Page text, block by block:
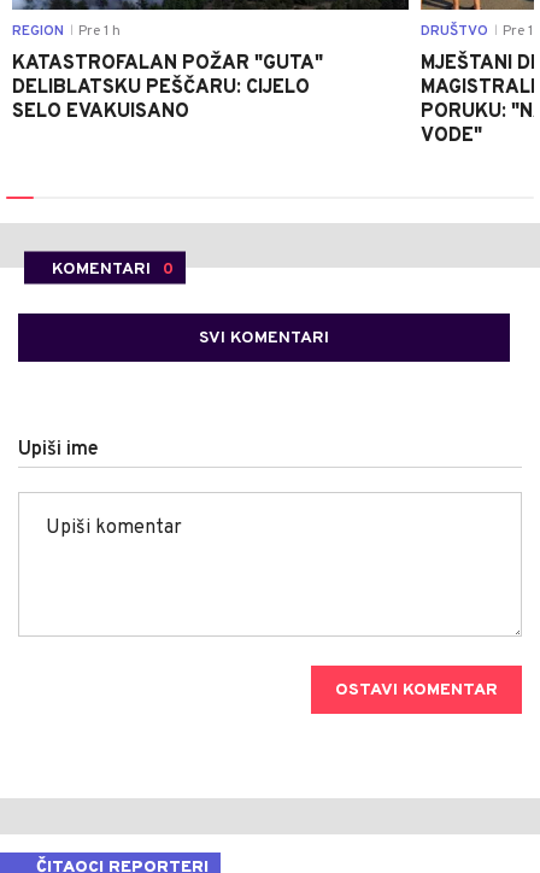
REGION Pre 1 h
KATASTROFALAN POŽAR "GUTA"
DELIBLATSKU PEŠČARU: CIJELO
SELO EVAKUISANO
DRUŠTVO Pre 1
MJEŠTANI
PORUKU:
VODE"
KOMENTARI 0
SVI KOMENTARI
Upiši ime
OSTAVI KOMENTAR
ČITAOCI REPORTERI